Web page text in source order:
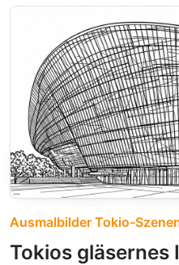
Ausmalbilder Tokio-
Tokios gläsernes